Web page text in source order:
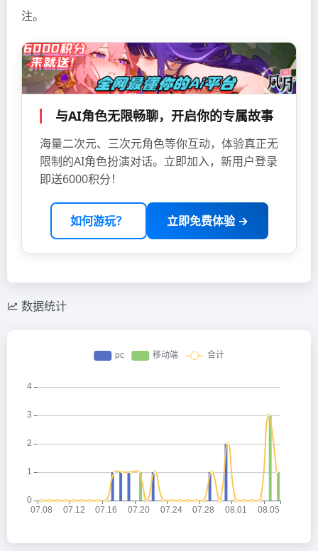
注。
与AI角色无限畅聊，开启你的专属故事
海量二次元、三次元角色等你互动，体验真正无
限制的AI角色扮演对话。立即加入，新用户登录
即送6000积分！
如何游玩？ 立即免费体验 →
数据统计